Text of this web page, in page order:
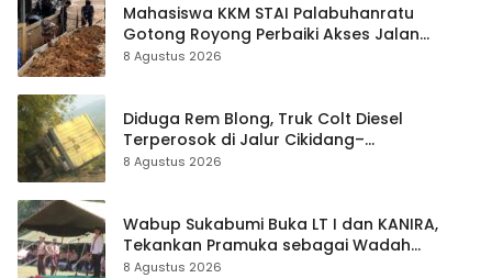
Mahasiswa KKM STAI Palabuhanratu
Gotong Royong Perbaiki Akses Jalan
Majelis Ta’lim di Sagaranten
8 Agustus 2026
Diduga Rem Blong, Truk Colt Diesel
Terperosok di Jalur Cikidang–
Palabuhanratu
8 Agustus 2026
Wabup Sukabumi Buka LT I dan KANIRA,
Tekankan Pramuka sebagai Wadah
Pembentukan Karakter
8 Agustus 2026